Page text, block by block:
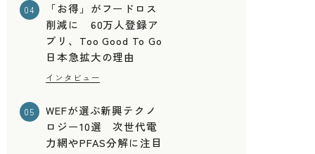
04
「お得」がフードロス
削減に 60万人登録ア
プリ、Too Good To Go
日本急拡大の理由
インタビュー
05
WEFが選ぶ新興テクノ
ロジー10選 次世代電
力網やPFAS分解に注目